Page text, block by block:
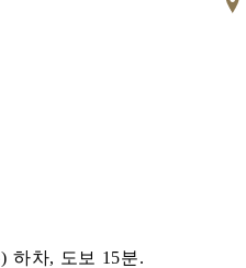
하차, 도보 15분.